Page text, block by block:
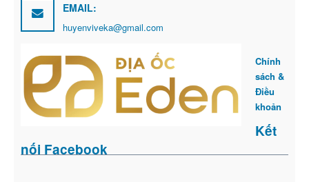
EMAIL:
huyenviveka@gmail.com
Chính
sách &
Điều
khoản
Kết
nối Facebook